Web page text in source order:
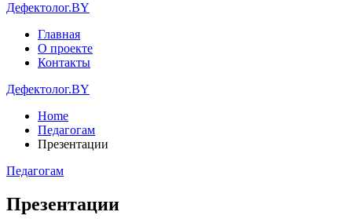
Дефектолог.BY
Главная
О проекте
Контакты
Дефектолог.BY
Home
Педагогам
Презентации
Педагогам
Презентации